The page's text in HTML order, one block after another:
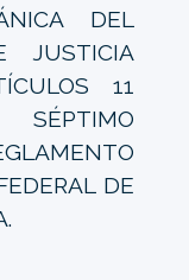
DEL
JUSTICIA
11
DE